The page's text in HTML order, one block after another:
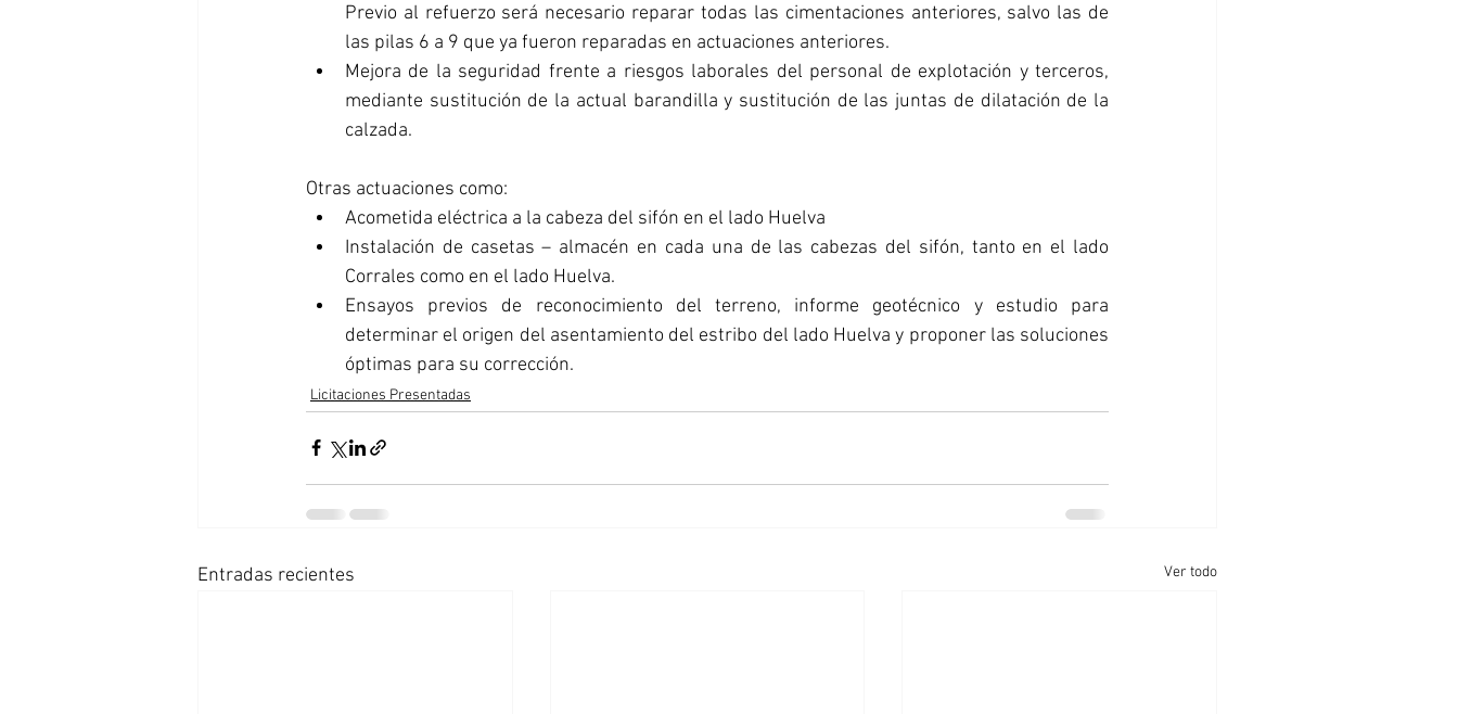
Previo al refuerzo será necesario reparar todas las cimentaciones anteriores, salvo las de
las pilas 6 a 9 que ya fueron reparadas en actuaciones anteriores.
Mejora de la seguridad frente a riesgos laborales del personal de explotación y terceros,
mediante sustitución de la actual barandilla y sustitución de las juntas de dilatación de la
calzada.
Otras actuaciones como:
Acometida eléctrica a la cabeza del sifón en el lado Huelva
Instalación de casetas – almacén en cada una de las cabezas del sifón, tanto en el lado
Corrales como en el lado Huelva.
Ensayos previos de reconocimiento del terreno, informe geotécnico y estudio para
determinar el origen del asentamiento del estribo del lado Huelva y proponer las soluciones
óptimas para su corrección.
Licitaciones Presentadas
Entradas recientes Ver todo